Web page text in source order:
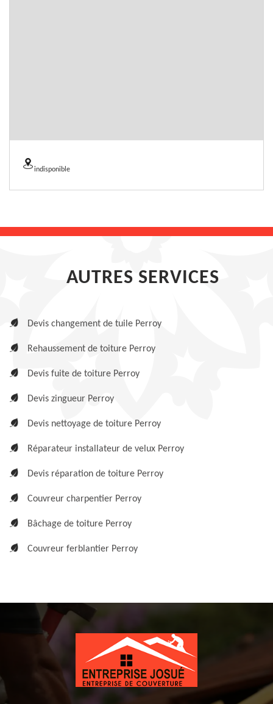
indisponible
AUTRES SERVICES
Devis changement de tuile Perroy
Rehaussement de toiture Perroy
Devis fuite de toiture Perroy
Devis zingueur Perroy
Devis nettoyage de toiture Perroy
Réparateur installateur de velux Perroy
Devis réparation de toiture Perroy
Couvreur charpentier Perroy
Bâchage de toiture Perroy
Couvreur ferblantier Perroy